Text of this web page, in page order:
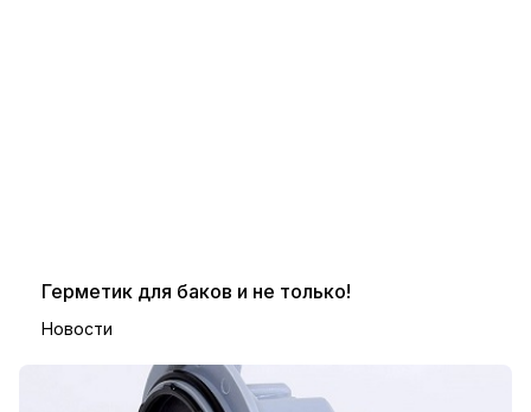
Герметик для баков и не только!
Новости